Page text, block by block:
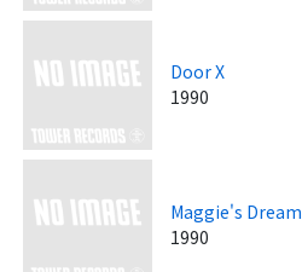
Door X
1990
Maggie's Dream
1990